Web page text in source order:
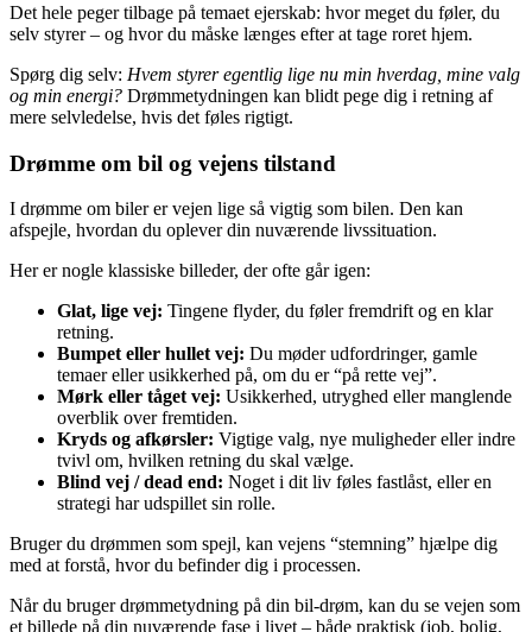
Det hele peger tilbage på temaet ejerskab: hvor meget du føler, du
selv styrer – og hvor du måske længes efter at tage roret hjem.
Spørg dig selv: Hvem styrer egentlig lige nu min hverdag, mine valg
og min energi? Drømmetydningen kan blidt pege dig i retning af
mere selvledelse, hvis det føles rigtigt.
Drømme om bil og vejens tilstand
I drømme om biler er vejen lige så vigtig som bilen. Den kan
afspejle, hvordan du oplever din nuværende livssituation.
Her er nogle klassiske billeder, der ofte går igen:
Glat, lige vej: Tingene flyder, du føler fremdrift og en klar
retning.
Bumpet eller hullet vej: Du møder udfordringer, gamle
temaer eller usikkerhed på, om du er “på rette vej”.
Mørk eller tåget vej: Usikkerhed, utryghed eller manglende
overblik over fremtiden.
Kryds og afkørsler: Vigtige valg, nye muligheder eller indre
tvivl om, hvilken retning du skal vælge.
Blind vej / dead end: Noget i dit liv føles fastlåst, eller en
strategi har udspillet sin rolle.
Bruger du drømmen som spejl, kan vejens “stemning” hjælpe dig
med at forstå, hvor du befinder dig i processen.
Når du bruger drømmetydning på din bil-drøm, kan du se vejen som
et billede på din nuværende fase i livet – både praktisk (job, bolig,